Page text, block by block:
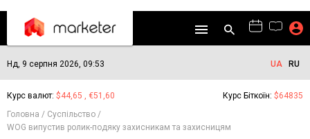
Нд, 9 серпня 2026, 09:53 UA RU
Курс валют: $44,65 , €51,60 Курс Біткоїн: $64835
Головна
Суспільство
WOG випустив ролик-подяку захисникам та захисницям